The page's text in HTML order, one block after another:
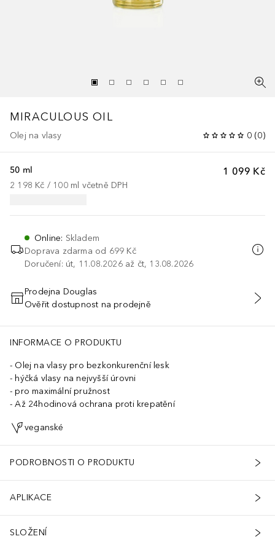
MIRACULOUS OIL
Olej na vlasy 0 (0)
1 099 Kč
50 ml
2 198 Kč / 100 ml včetně DPH
Online: Skladem
Doprava zdarma od 699 Kč
Doručení: út, 11.08.2026 až čt, 13.08.2026
PŘIDAT DO KOŠÍKU
Prodejna Douglas
Ověřit dostupnost na prodejně
INFORMACE O PRODUKTU
Olej na vlasy pro bezkonkurenční lesk
hýčká vlasy na nejvyšší úrovni
pro maximální pružnost
Až 24hodinová ochrana proti krepatění
veganské
PODROBNOSTI O PRODUKTU
APLIKACE
SLOŽENÍ